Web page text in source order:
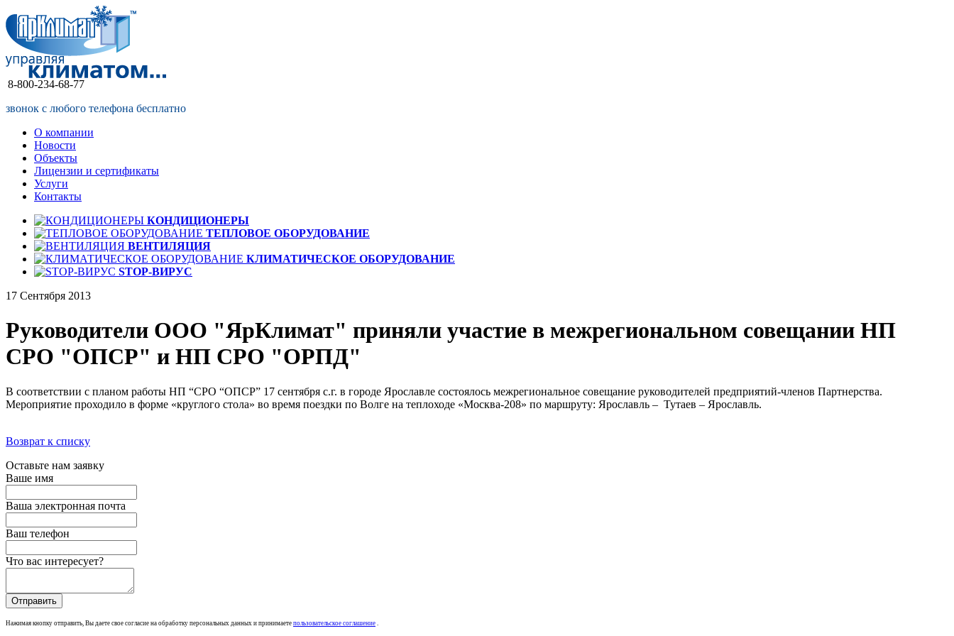
8-800-234-68-77
звонок с любого телефона бесплатно
О компании
Новости
Объекты
Лицензии и сертификаты
Услуги
Контакты
КОНДИЦИОНЕРЫ
ТЕПЛОВОЕ ОБОРУДОВАНИЕ
ВЕНТИЛЯЦИЯ
КЛИМАТИЧЕСКОЕ ОБОРУДОВАНИЕ
STOP-ВИРУС
17 Сентября 2013
Руководители ООО "ЯрКлимат" приняли участие в межрегиональном совещании НП
СРО "ОПСР" и НП СРО "ОРПД"
В соответствии с планом работы НП “СРО “ОПСР” 17 сентября с.г. в городе Ярославле состоялось межрегиональное совещание руководителей предприятий-членов Партнерства.
Мероприятие проходило в форме «круглого стола» во время поездки по Волге на теплоходе «Москва-208» по маршруту: Ярославль – Тутаев – Ярославль.
Возврат к списку
Оставьте нам заявку
Ваше имя
Ваша электронная почта
Ваш телефон
Что вас интересует?
Нажимая кнопку отправить, Вы даете свое согласие на обработку персональных данных и принимаете пользовательское соглашение